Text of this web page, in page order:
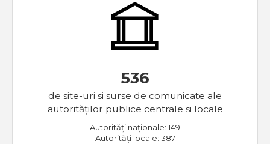
536
de site-uri si surse de comunicate ale
autorităților publice centrale si locale
Autorități naționale: 149
Autorități locale: 387